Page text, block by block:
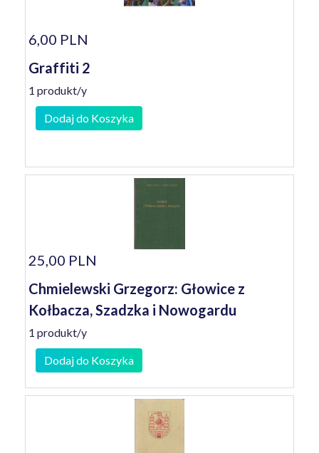
6,00 PLN
Graffiti 2
1 produkt/y
Dodaj do Koszyka
25,00 PLN
Chmielewski Grzegorz: Głowice z
Kołbacza, Szadzka i Nowogardu
1 produkt/y
Dodaj do Koszyka